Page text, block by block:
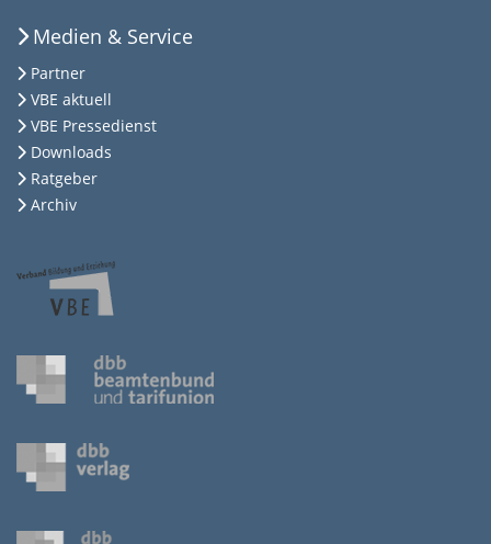
Medien & Service
Partner
VBE aktuell
VBE Pressedienst
Downloads
Ratgeber
Archiv